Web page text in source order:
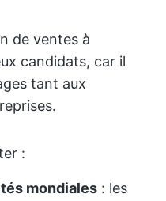
de ventes à
candidats, car il
tant aux
:
mondiales : les